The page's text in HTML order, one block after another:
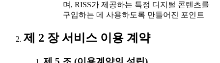
며, RISS가 제공하는 특정 디지털 콘텐츠를
구입하는 데 사용하도록 만들어진 포인트
제 2 장 서비스 이용 계약